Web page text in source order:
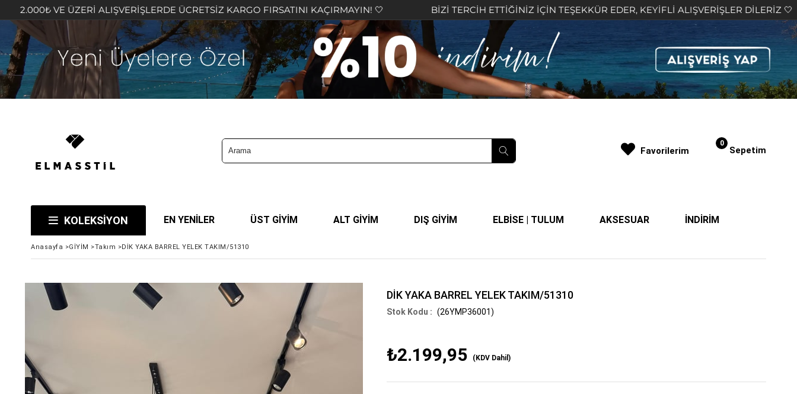
ALIŞVERİŞLERDE ÜCRETSİZ KARGO FIRSATINI KAÇIRMAYIN! 🤍 BİZİ TERCİH ETTİĞİNİZ İÇİN TEŞEKKÜR EDER, KEYİFLİ ALIŞVERİŞLER DİLERİZ 🤍 2.000₺
Sepetim
0
KOLEKSİYON EN YENİLER ÜST GİYİM ALT GİYİM DIŞ GİYİM ELBİSE | TULUM AKSESUAR İNDİRİM
Favorilerim
Anasayfa >GİYİM >Takım >DİK YAKA BARREL YELEK TAKIM/51310
DİK YAKA BARREL YELEK TAKIM/51310
(26YMP36001)
₺2.199,95 (KDV Dahil)